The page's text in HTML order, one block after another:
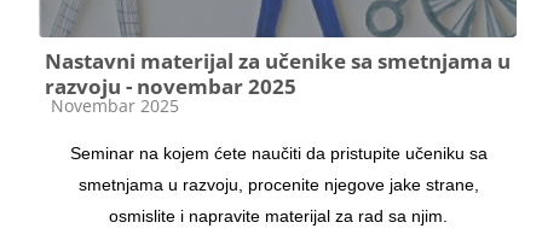
Nastavni materijal za učenike sa smetnjama u
razvoju - novembar 2025
Kategorija kursa
Novembar 2025
Seminar na kojem ćete naučiti da pristupite učeniku sa
smetnjama u razvoju, procenite njegove jake strane,
osmislite i napravite materijal za rad sa njim.